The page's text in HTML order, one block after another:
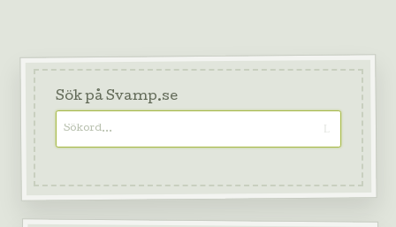
Sök på Svamp.se